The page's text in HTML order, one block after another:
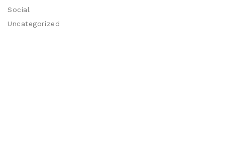
Social
Uncategorized